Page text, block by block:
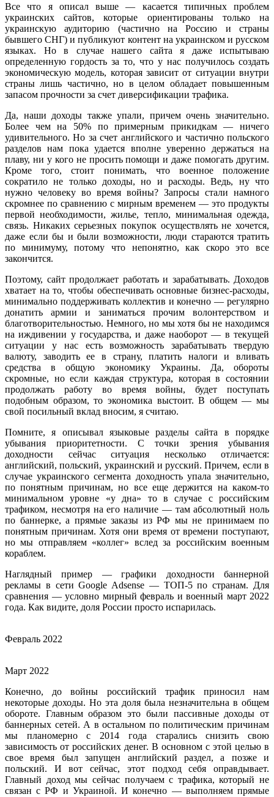
Все что я описал выше — касается типичных проблем
украинских сайтов, которые ориентированы только на
украинскую аудиторию (частично на Россию и страны
бывшего СНГ) и публикуют контент на украинском и русском
языках. Но в случае нашего сайта я даже испытываю
определенную гордость за то, что у нас получилось создать
экономическую модель, которая зависит от ситуации внутри
страны лишь частично, но в целом обладает повышенным
запасом прочности за счет диверсификации трафика.
Да, наши доходы также упали, причем очень значительно.
Более чем на 50% по примерным прикидкам — ничего
удивительного. Но за счет английского и частично польского
разделов нам пока удается вполне уверенно держаться на
плаву, ни у кого не просить помощи и даже помогать другим.
Кроме того, стоит понимать, что военное положение
сократило не только доходы, но и расходы. Ведь, ну что
нужно человеку во время войны? Запросы стали намного
скромнее по сравнению с мирным временем — это продукты
первой необходимости, жилье, тепло, минимальная одежда,
связь. Никаких серьезных покупок осуществлять не хочется,
даже если бы и были возможности, люди стараются тратить
по минимуму, потому что непонятно, как скоро это все
закончится.
Поэтому, сайт продолжает работать и зарабатывать. Доходов
хватает на то, чтобы обеспечивать основные бизнес-расходы,
минимально поддерживать коллектив и конечно — регулярно
донатить армии и заниматься прочим волонтерством и
благотворительностью. Немного, но мы хотя бы не находимся
на иждивении у государства, и даже наоборот — в текущей
ситуации у нас есть возможность зарабатывать твердую
валюту, заводить ее в страну, платить налоги и вливать
средства в общую экономику Украины. Да, обороты
скромные, но если каждая структура, которая в состоянии
продолжать работу во время войны, будет поступать
подобным образом, то экономика выстоит. В общем — мы
свой посильный вклад вносим, я считаю.
Помните, я описывал языковые разделы сайта в порядке
убывания приоритетности. С точки зрения убывания
доходности сейчас ситуация несколько отличается:
английский, польский, украинский и русский. Причем, если в
случае украинского сегмента доходность упала значительно,
по понятным причинам, но все еще держится на каком-то
минимальном уровне «у дна» то в случае с российским
трафиком, несмотря на его наличие — там абсолютный ноль
по баннерке, а прямые заказы из РФ мы не принимаем по
понятным причинам. Хотя они время от времени поступают,
но мы отправляем «коллег» вслед за российским военным
кораблем.
Наглядный пример — графики доходности баннерной
рекламы в сети Google Adsense — ТОП-5 по странам. Для
сравнения — условно мирный февраль и военный март 2022
года. Как видите, доля России просто испарилась.
Февраль 2022
Март 2022
Конечно, до войны российский трафик приносил нам
некоторые доходы. Но эта доля была незначительна в общем
обороте. Главным образом это были пассивные доходы от
баннерных сетей. А в остальном по политическим причинам
мы планомерно с 2014 года старались снизить свою
зависимость от российских денег. В основном с этой целью в
свое время был запущен английский раздел, а позже и
польский. И вот сейчас, этот подход себя оправдывает.
Главный доход мы сейчас получаем с трафика, который не
связан с РФ и Украиной. И конечно — выполняем прямые